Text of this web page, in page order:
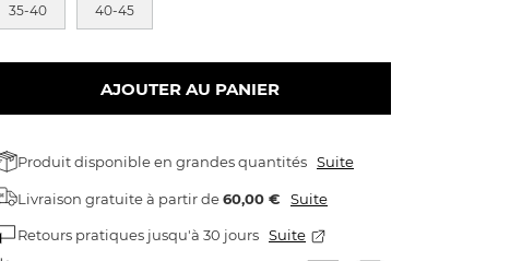
35-40 40-45
AJOUTER AU PANIER
Produit disponible en grandes quantités Suite
Livraison gratuiteà partir de60,00 € Suite
Retours pratiques jusqu'à 30 jours Suite